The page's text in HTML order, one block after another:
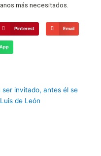
más necesitados.
Pinterest Email
Página